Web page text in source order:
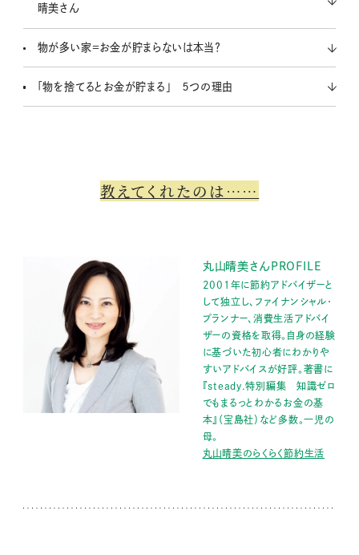
晴美さん
物が多い家＝お金が貯まらないは本当？
「物を捨てるとお金が貯まる」 ５つの理由
教えてくれたのは……
丸山晴美さんPROFILE
2001年に節約アドバイザーと
して独立し、ファイナンシャル・
プランナー、消費生活アドバイ
ザーの資格を取得。自身の経験
に基づいた初心者にわかりや
すいアドバイスが好評。著書に
『steady.特別編集 知識ゼロ
でもまるっとわかるお金の基
本』（宝島社）など多数。一児の
母。
丸山晴美のらくらく節約生活